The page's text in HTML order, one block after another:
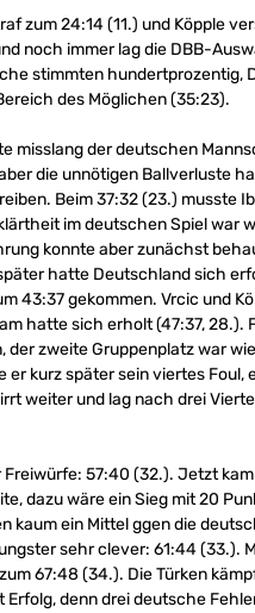
zum 24:14 (11.) und Köpple
noch immer lag die DBB-
stimmten hundertprozentig,
des Möglichen (35:23).
misslang der deutschen
die unnötigen Ballverluste
Beim 37:32 (23.) musste
im deutschen Spiel war
konnte aber zunächst
hatte Deutschland sich
43:37 gekommen. Vrcic und
hatte sich erholt (47:37, 28.).
der zweite Gruppenplatz war
er kurz später sein viertes Foul,
weiter und lag nach drei
57:40 (32.). Jetzt
dazu wäre ein Sieg mit 20
kaum ein Mittel ggen die
sehr clever: 61:44 (33.).
67:48 (34.). Die Türken
Erfolg, denn drei deutsche